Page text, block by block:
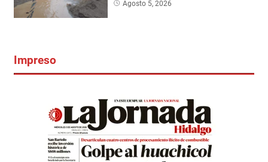
Agosto 5, 2026
Impreso